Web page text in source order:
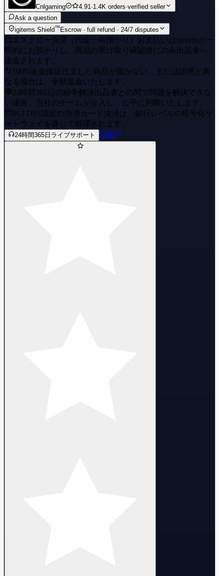
Cnlgaming 4.91·1.4K orders·verified seller
Ask a question
igitems Shield™ Escrow · full refund · 24/7 disputes
エスクロー決済（代金一時預かり）
お支払いはigitemsが一
時的にお預かりし、商品の受け取り確認後にのみ出品者へ
送金されます。
100%返金保証 注文した商品が届かない、または説明と異
なる場合は、全額返金いたします。
24時間365日の紛争解決出品者との間で問題を解決できな
い場合、当社のチームが介入し、公平に判断いたします。
PCI DSS認定の決済 カード決済は、銀行レベルの暗号化ゲ
ートウェイを通じて処理されます。
24時間365日ライブサポート 詳細